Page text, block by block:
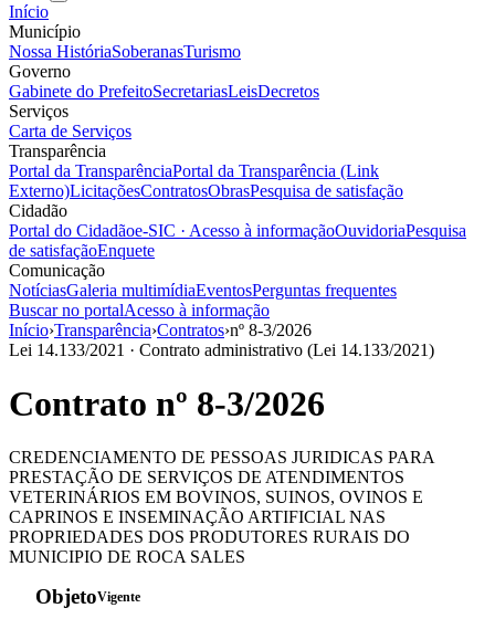
Início
Município
Nossa HistóriaSoberanasTurismo
Governo
Gabinete do PrefeitoSecretariasLeisDecretos
Serviços
Carta de Serviços
Transparência
Portal da TransparênciaPortal da Transparência (Link
Externo)LicitaçõesContratosObrasPesquisa de satisfação
Cidadão
Portal do Cidadãoe-SIC · Acesso à informaçãoOuvidoriaPesquisa
de satisfaçãoEnquete
Comunicação
NotíciasGaleria multimídiaEventosPerguntas frequentes
Buscar no portalAcesso à informação
Início›Transparência›Contratos›nº 8-3/2026
Lei 14.133/2021 · Contrato administrativo (Lei 14.133/2021)
Contrato nº 8-3/2026
CREDENCIAMENTO DE PESSOAS JURIDICAS PARA
PRESTAÇÃO DE SERVIÇOS DE ATENDIMENTOS
VETERINÁRIOS EM BOVINOS, SUINOS, OVINOS E
CAPRINOS E INSEMINAÇÃO ARTIFICIAL NAS
PROPRIEDADES DOS PRODUTORES RURAIS DO
MUNICIPIO DE ROCA SALES
ObjetoVigente